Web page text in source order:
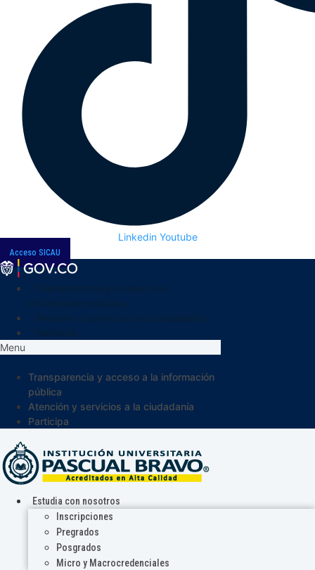
Linkedin Youtube
Acceso SICAU
Menu
Transparencia y acceso a la información
pública
Atención y servicios a la ciudadanía
Participa
Estudia con nosotros
Inscripciones
Pregrados
Posgrados
Micro y Macrocredenciales